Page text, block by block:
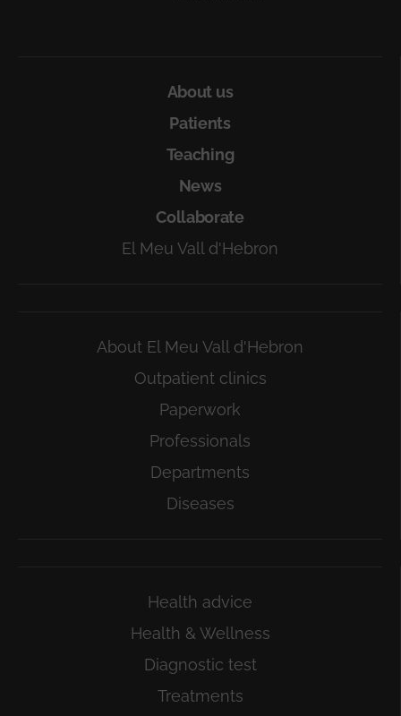
About us
Patients
Teaching
News
Collaborate
El Meu Vall d'Hebron
About El Meu Vall d'Hebron
Outpatient clinics
Paperwork
Professionals
Departments
Diseases
Health advice
Health & Wellness
Diagnostic test
Treatments